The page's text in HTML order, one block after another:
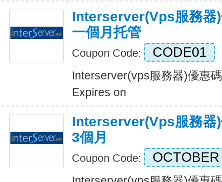
Interserver(vps服務器
一個月托管
Coupon Code: CODE01
Interserver(vps服務器)優惠
Expires on
Interserver(vps服務器
3個月
Coupon Code: OCTOBER